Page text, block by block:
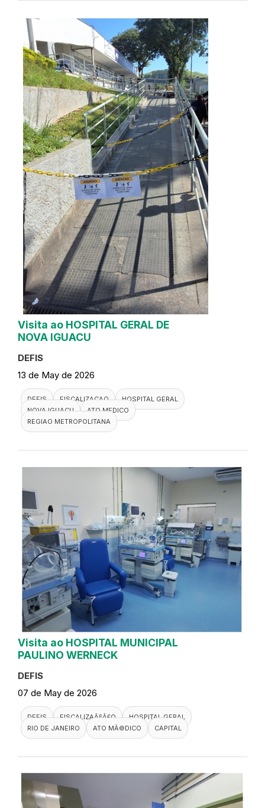
Visita ao HOSPITAL GERAL DE
NOVA IGUACU
DEFIS
13 de May de 2026
DEFIS FISCALIZACAO
HOSPITAL GERAL
NOVA IGUACU
ATO MEDICO
REGIAO METROPOLITANA
Visita ao HOSPITAL MUNICIPAL
PAULINO WERNECK
DEFIS
07 de May de 2026
DEFIS FISCALIZAÃ§Ã£O
HOSPITAL GERAL
RIO DE JANEIRO
ATO MÃ©DICO CAPITAL